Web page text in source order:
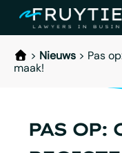
> Nieuws > Pas
maak!
PAS OP: